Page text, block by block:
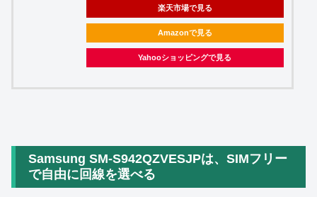
楽天市場で見る
Amazonで見る
Yahooショッピングで見る
Samsung SM-S942QZVESJPは、SIMフリー
で自由に回線を選べる